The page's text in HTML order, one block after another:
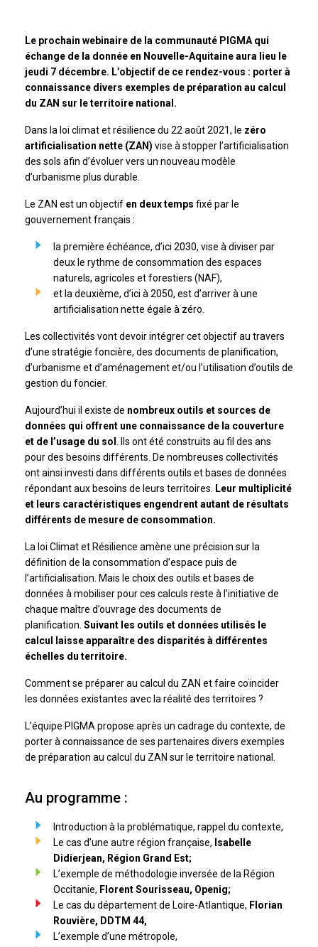
Le prochain webinaire de la communauté PIGMA qui
échange de la donnée en Nouvelle-Aquitaine aura lieu le
jeudi 7 décembre. L’objectif de ce rendez-vous : porter à
connaissance divers exemples de préparation au calcul
du ZAN sur le territoire national.
Dans la loi climat et résilience du 22 août 2021, le zéro
artificialisation nette (ZAN) vise à stopper l’artificialisation
des sols afin d’évoluer vers un nouveau modèle
d’urbanisme plus durable.
Le ZAN est un objectif en deux temps fixé par le
gouvernement français :
la première échéance, d’ici 2030, vise à diviser par
deux le rythme de consommation des espaces
naturels, agricoles et forestiers (NAF),
et la deuxième, d’ici à 2050, est d’arriver à une
artificialisation nette égale à zéro.
Les collectivités vont devoir intégrer cet objectif au travers
d’une stratégie foncière, des documents de planification,
d’urbanisme et d’aménagement et/ou l’utilisation d’outils de
gestion du foncier.
Aujourd’hui il existe de nombreux outils et sources de
données qui offrent une connaissance de la couverture
et de l’usage du sol
. Ils ont été construits au fil des ans
pour des besoins différents. De nombreuses collectivités
ont ainsi investi dans différents outils et bases de données
répondant aux besoins de leurs territoires.
Leur multiplicité
et leurs caractéristiques engendrent autant de résultats
différents de mesure de consommation.
La loi Climat et Résilience amène une précision sur la
définition de la consommation d’espace puis de
l’artificialisation. Mais le choix des outils et bases de
données à mobiliser pour ces calculs reste à l’initiative de
chaque maître d’ouvrage des documents de
planification. Suivant les outils et données utilisés le
calcul laisse apparaître des disparités à différentes
échelles du territoire.
Comment se préparer au calcul du ZAN et faire coïncider
les données existantes avec la réalité des territoires ?
L’équipe PIGMA propose après un cadrage du contexte, de
porter à connaissance de ses partenaires divers exemples
de préparation au calcul du ZAN sur le territoire national.
Au programme :
Introduction à la problématique, rappel du contexte,
Le cas d’une autre région française, Isabelle
Didierjean, Région Grand Est;
L’exemple de méthodologie inversée de la Région
Occitanie, Florent Sourisseau, Openig;
Le cas du département de Loire-Atlantique, Florian
Rouvière, DDTM 44,
L’exemple d’une métropole,